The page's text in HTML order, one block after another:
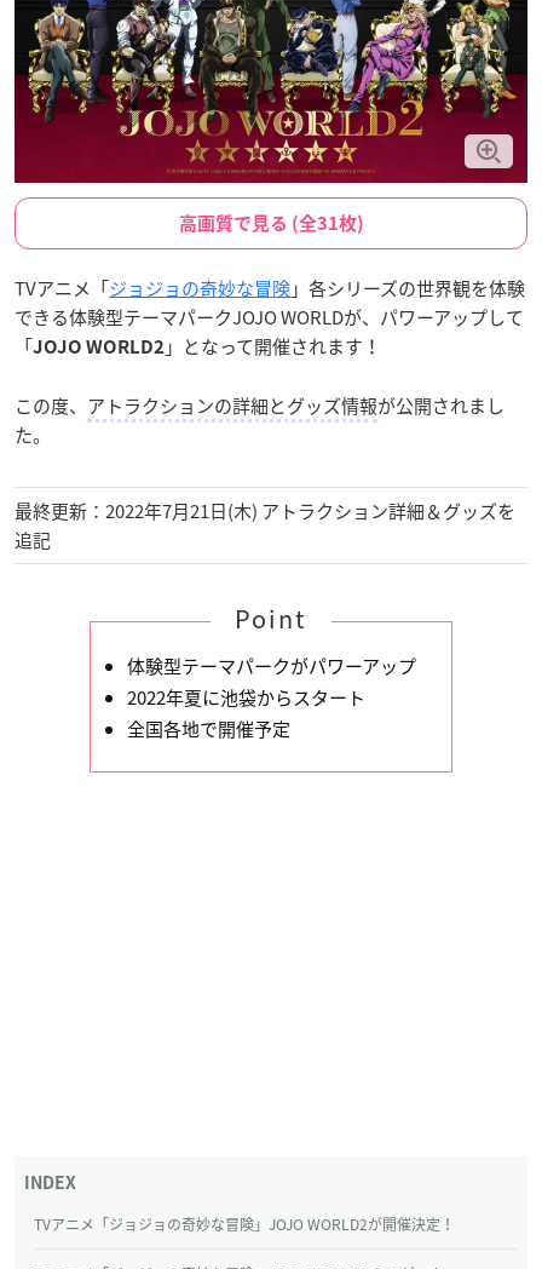
高画質で見る (全31枚)
TVアニメ「ジョジョの奇妙な冒険」各シリーズの世界観を体験
できる体験型テーマパークJOJO WORLDが、パワーアップして
「JOJO WORLD2 」となって開催されます！
この度、 アトラクションの詳細とグッズ情報が公開されまし
た。
最終更新：2022年7月21日(木) アトラクション詳細＆グッズを
追記
Point
体験型テーマパークがパワーアップ
2022年夏に池袋からスタート
全国各地で開催予定
TVアニメ「ジョジョの奇妙な冒険」JOJO WORLD2が開催決定！